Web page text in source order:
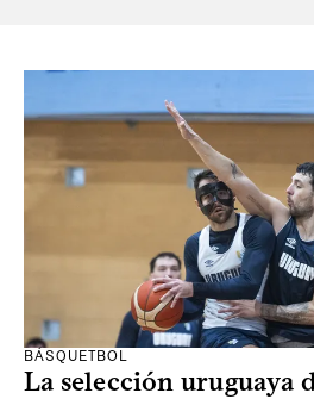
BÁSQUETBOL
La selección uruguaya